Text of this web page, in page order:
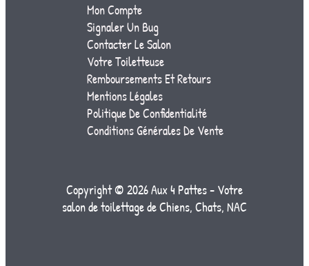
Mon Compte
Signaler Un Bug
Contacter Le Salon
Votre Toiletteuse
Remboursements Et Retours
Mentions Légales
Politique De Confidentialité
Conditions Générales De Vente
Copyright © 2026 Aux 4 Pattes - Votre
salon de toilettage de Chiens, Chats, NAC